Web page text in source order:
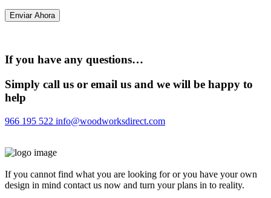
If you have any questions…
Simply call us or email us and we will be happy to
help
966 195 522 info@woodworksdirect.com
If you cannot find what you are looking for or you have your own
design in mind contact us now and turn your plans in to reality.